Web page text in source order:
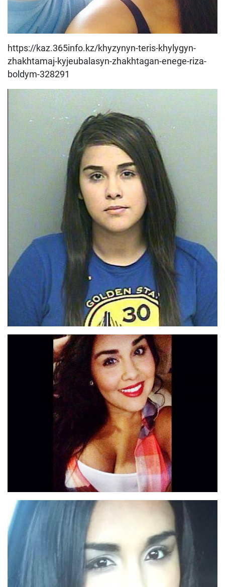
https://kaz.365info.kz/khyzynyn-teris-khylygyn-
zhakhtamaj-kyjeubalasyn-zhakhtagan-enege-riza-
boldym-328291